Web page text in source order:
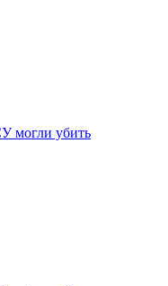
могли убить